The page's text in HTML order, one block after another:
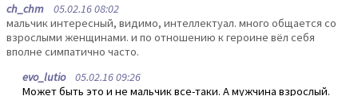
ch_chm 05.02.16 08:02
мальчик интересный, видимо, интеллектуал. много общается со
взрослыми женщинами. и по отношению к героине вёл себя
вполне симпатично часто.
evo_lutio05.02.16 09:26
Может быть это и не мальчик все-таки. А мужчина взрослый.